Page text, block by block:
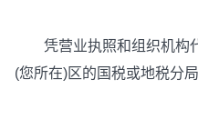
凭营业执照和组织机构
(您所在)区的国税或地税分